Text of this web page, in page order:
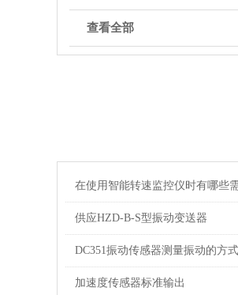
查看全部
供应HZD-B-S型振动变送器
加速度传感器标准输出